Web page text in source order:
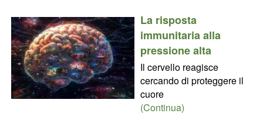
La risposta
immunitaria alla
pressione alta
Il cervello reagisce
cercando di proteggere il
cuore
(Continua)